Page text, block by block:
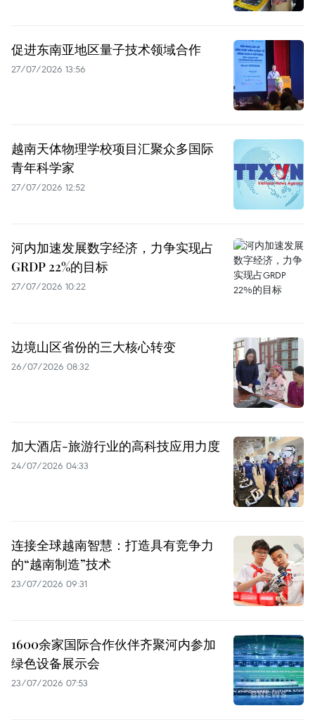
促进东南亚地区量子技术领域合作
27/07/2026 13:56
越南天体物理学校项目汇聚众多国际
青年科学家
27/07/2026 12:52
河内加速发展数字经济，力争实现占
GRDP 22%的目标
27/07/2026 10:22
边境山区省份的三大核心转变
26/07/2026 08:32
加大酒店-旅游行业的高科技应用力度
24/07/2026 04:33
连接全球越南智慧：打造具有竞争力
的“越南制造”技术
23/07/2026 09:31
1600余家国际合作伙伴齐聚河内参加
绿色设备展示会
23/07/2026 07:53